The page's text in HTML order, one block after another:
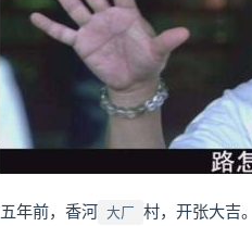
五年前，香河 大厂 村，开张大吉